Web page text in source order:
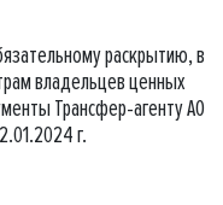
раскрытию, в
владельцев ценных
Трансфер-агенту АО
г.